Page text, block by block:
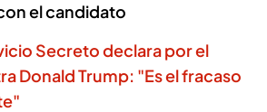
el candidato
Secreto declara por el
Donald Trump: "Es el fracaso